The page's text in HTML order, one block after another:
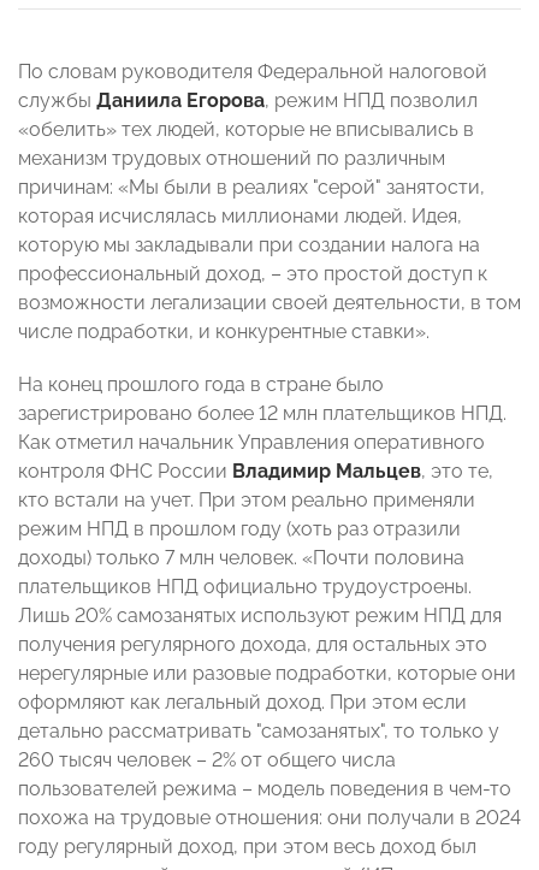
По словам руководителя Федеральной налоговой
службы Даниила Егорова, режим НПД позволил
«обелить» тех людей, которые не вписывались в
механизм трудовых отношений по различным
причинам: «Мы были в реалиях "серой" занятости,
которая исчислялась миллионами людей. Идея,
которую мы закладывали при создании налога на
профессиональный доход, – это простой доступ к
возможности легализации своей деятельности, в том
числе подработки, и конкурентные ставки».
На конец прошлого года в стране было
зарегистрировано более 12 млн плательщиков НПД.
Как отметил начальник Управления оперативного
контроля ФНС России Владимир Мальцев, это те,
кто встали на учет. При этом реально применяли
режим НПД в прошлом году (хоть раз отразили
доходы) только 7 млн человек. «Почти половина
плательщиков НПД официально трудоустроены.
Лишь 20% самозанятых используют режим НПД для
получения регулярного дохода, для остальных это
нерегулярные или разовые подработки, которые они
оформляют как легальный доход. При этом если
детально рассматривать "самозанятых", то только у
260 тысяч человек – 2% от общего числа
пользователей режима – модель поведения в чем-то
похожа на трудовые отношения: они получали в 2024
году регулярный доход, при этом весь доход был